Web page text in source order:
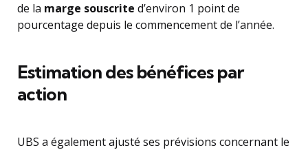
de la marge souscrite d’environ 1 point de
pourcentage depuis le commencement de l’année.
Estimation des bénéfices par
action
UBS a également ajusté ses prévisions concernant le